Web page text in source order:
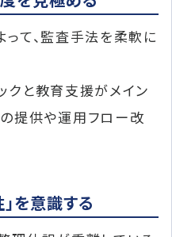
て、監査手法を柔軟に
と教育支援がメイン
提供や運用フロー改
を意識する